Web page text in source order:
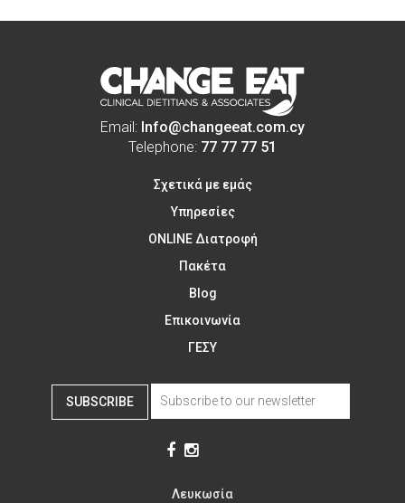
Email: Info@changeeat.com.cy
Telephone: 77 77 77 51
Σχετικά με εμάς
Υπηρεσίες
ONLINE Διατροφή
Πακέτα
Blog
Επικοινωνία
ΓΕΣΥ
SUBSCRIBE
Λευκωσία